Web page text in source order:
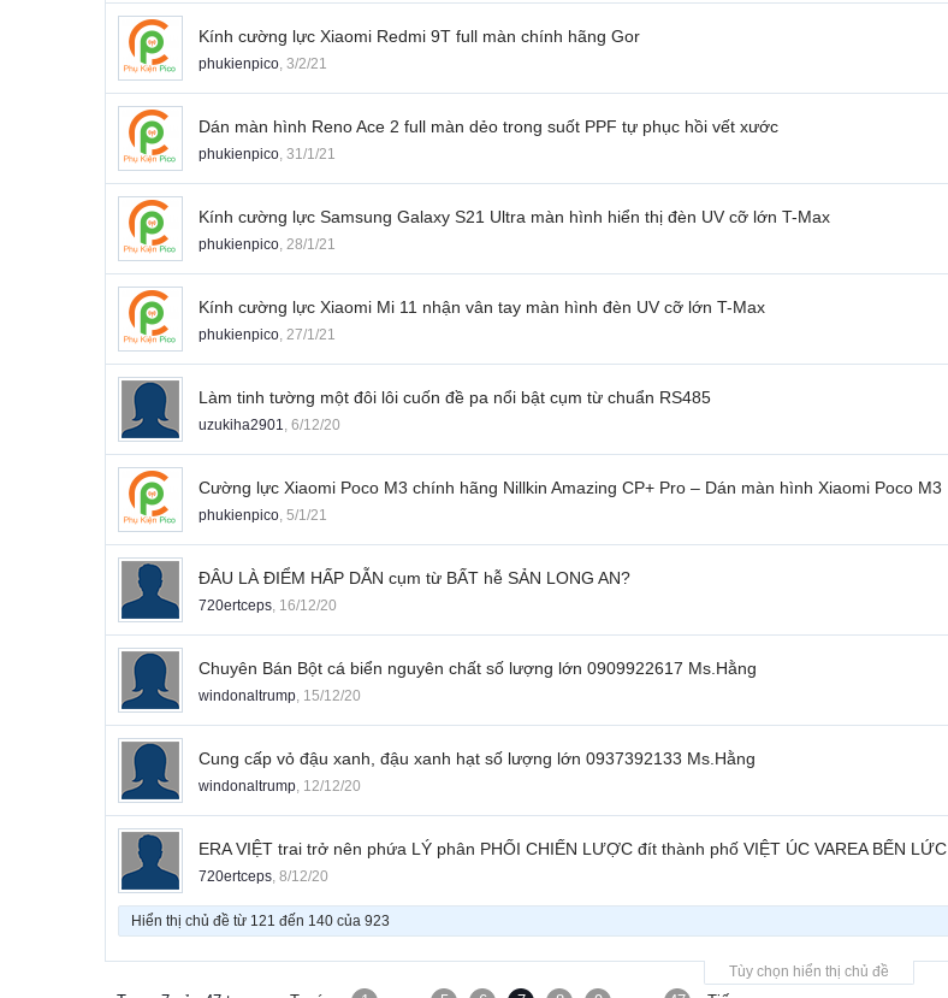
Kính cường lực Xiaomi Redmi 9T full màn chính hãng Gor
phukienpico, 3/2/21
Dán màn hình Reno Ace 2 full màn dẻo trong suốt PPF tự phục hồi vết xước
phukienpico, 31/1/21
Kính cường lực Samsung Galaxy S21 Ultra màn hình hiển thị đèn UV cỡ lớn T-Max
phukienpico, 28/1/21
Kính cường lực Xiaomi Mi 11 nhận vân tay màn hình đèn UV cỡ lớn T-Max
phukienpico, 27/1/21
Làm tinh tường một đôi lôi cuốn đề pa nổi bật cụm từ chuẩn RS485
uzukiha2901, 6/12/20
Cường lực Xiaomi Poco M3 chính hãng Nillkin Amazing CP+ Pro – Dán màn hình Xiaomi Poco M3
phukienpico, 5/1/21
ĐÂU LÀ ĐIỂM HẤP DẪN cụm từ BẤT hễ SẢN LONG AN?
720ertceps, 16/12/20
Chuyên Bán Bột cá biển nguyên chất số lượng lớn 0909922617 Ms.Hằng
windonaltrump, 15/12/20
Cung cấp vỏ đậu xanh, đậu xanh hạt số lượng lớn 0937392133 Ms.Hằng
windonaltrump, 12/12/20
ERA VIỆT trai trở nên phứa LÝ phân PHỐI CHIẾN LƯỢC đít thành phố VIỆT ÚC VAREA BẾN LỨC
720ertceps, 8/12/20
Hiển thị chủ đề từ 121 đến 140 của 923
Tùy chọn hiển thị chủ đề